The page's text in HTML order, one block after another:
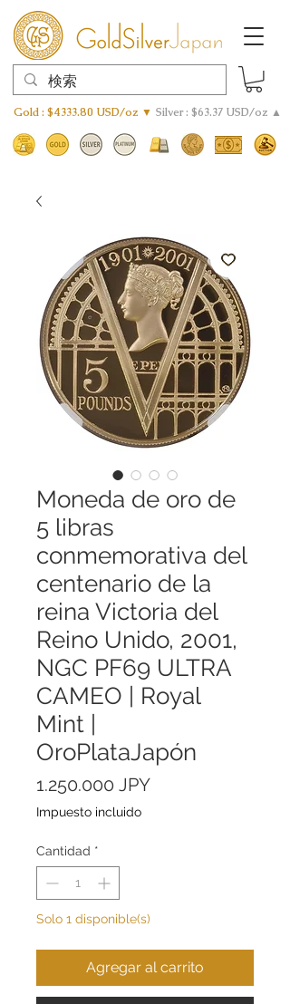
Gold : $4333.80 USD/oz ▼ Silver : $63.37 USD/oz ▲
Moneda de oro de
5 libras
conmemorativa del
centenario de la
reina Victoria del
Reino Unido, 2001,
NGC PF69 ULTRA
CAMEO | Royal
Mint |
OroPlataJapón
1.250.000 JPYPrecio
Impuesto incluido
Cantidad *
Solo 1 disponible(s)
Agregar al carrito